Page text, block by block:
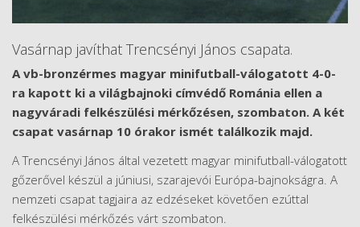
Vasárnap javíthat Trencsényi János csapata.
A vb-bronzérmes magyar minifutball-válogatott 4-0-
ra kapott ki a világbajnoki címvédő Románia ellen a
nagyváradi felkészülési mérkőzésen, szombaton. A két
csapat vasárnap 10 órakor ismét találkozik majd.
A Trencsényi János által vezetett magyar minifutball-válogatott
gőzerővel készül a júniusi, szarajevói Európa-bajnokságra. A
nemzeti csapat tagjaira az edzéseket követően ezúttal
felkészülési mérkőzés várt szombaton.